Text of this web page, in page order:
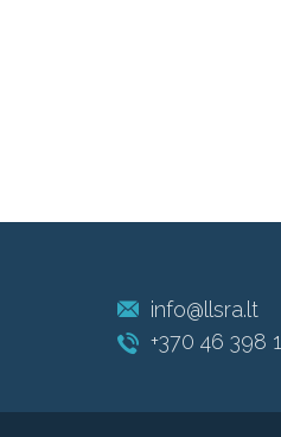
info@llsra.lt
+370 46 398